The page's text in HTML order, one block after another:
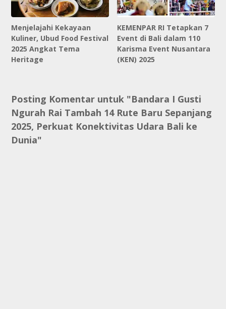
Menjelajahi Kekayaan
Kuliner, Ubud Food Festival
2025 Angkat Tema
Heritage
KEMENPAR RI Tetapkan 7
Event di Bali dalam 110
Karisma Event Nusantara
(KEN) 2025
Posting Komentar untuk "Bandara I Gusti
Ngurah Rai Tambah 14 Rute Baru Sepanjang
2025, Perkuat Konektivitas Udara Bali ke
Dunia"